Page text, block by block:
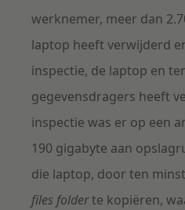
werknemer, meer dan
laptop heeft verwijderd
inspectie, de laptop en
gegevensdragers heeft
inspectie was er op een
190 gigabyte aan
die laptop, door ten
files folderte kopiëren,